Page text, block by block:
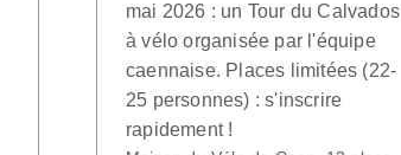
mai 2026 : un Tour du Calvados
à vélo organisée par l'équipe
caennaise. Places limitées (22-
25 personnes) : s'inscrire
rapidement !